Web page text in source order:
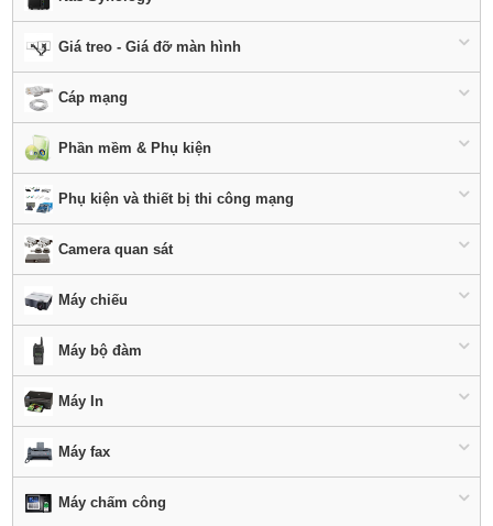
Giá treo - Giá đỡ màn hình
Cáp mạng
Phần mềm & Phụ kiện
Phụ kiện và thiết bị thi công mạng
Camera quan sát
Máy chiếu
Máy bộ đàm
Máy In
Máy fax
Máy chấm công